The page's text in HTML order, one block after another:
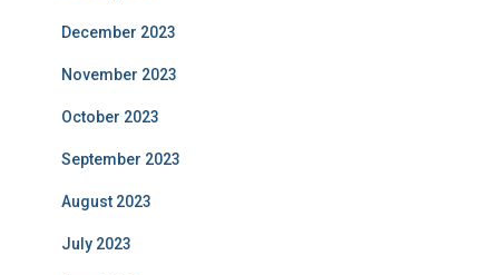
December 2023
November 2023
October 2023
September 2023
August 2023
July 2023